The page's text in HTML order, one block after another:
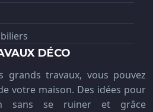
DÉCO
grands travaux, vous pouvez
votre maison. Des idées pour
sans se ruiner et grâce